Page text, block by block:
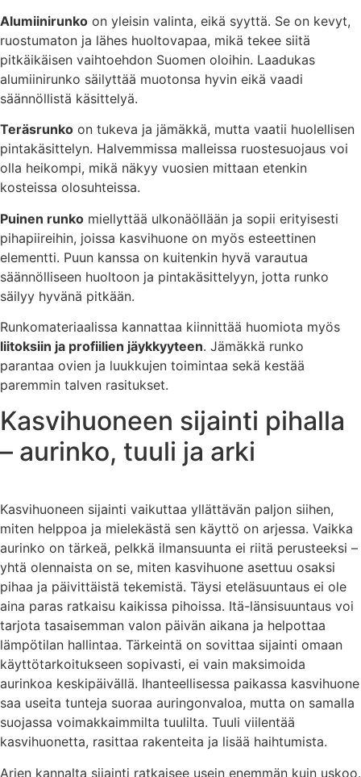
Alumiinirunko on yleisin valinta, eikä syyttä. Se on kevyt,
ruostumaton ja lähes huoltovapaa, mikä tekee siitä
pitkäikäisen vaihtoehdon Suomen oloihin. Laadukas
alumiinirunko säilyttää muotonsa hyvin eikä vaadi
säännöllistä käsittelyä.
Teräsrunko on tukeva ja jämäkkä, mutta vaatii huolellisen
pintakäsittelyn. Halvemmissa malleissa ruostesuojaus voi
olla heikompi, mikä näkyy vuosien mittaan etenkin
kosteissa olosuhteissa.
Puinen runko miellyttää ulkonäöllään ja sopii erityisesti
pihapiireihin, joissa kasvihuone on myös esteettinen
elementti. Puun kanssa on kuitenkin hyvä varautua
säännölliseen huoltoon ja pintakäsittelyyn, jotta runko
säilyy hyvänä pitkään.
Runkomateriaalissa kannattaa kiinnittää huomiota myös
liitoksiin ja profiilien jäykkyyteen. Jämäkkä runko
parantaa ovien ja luukkujen toimintaa sekä kestää
paremmin talven rasitukset.
Kasvihuoneen sijainti pihalla
– aurinko, tuuli ja arki
Kasvihuoneen sijainti vaikuttaa yllättävän paljon siihen,
miten helppoa ja mielekästä sen käyttö on arjessa. Vaikka
aurinko on tärkeä, pelkkä ilmansuunta ei riitä perusteeksi –
yhtä olennaista on se, miten kasvihuone asettuu osaksi
pihaa ja päivittäistä tekemistä. Täysi eteläsuuntaus ei ole
aina paras ratkaisu kaikissa pihoissa. Itä-länsisuuntaus voi
tarjota tasaisemman valon päivän aikana ja helpottaa
lämpötilan hallintaa. Tärkeintä on sovittaa sijainti omaan
käyttötarkoitukseen sopivasti, ei vain maksimoida
aurinkoa keskipäivällä. Ihanteellisessa paikassa kasvihuone
saa useita tunteja suoraa auringonvaloa, mutta on samalla
suojassa voimakkaimmilta tuulilta. Tuuli viilentää
kasvihuonetta, rasittaa rakenteita ja lisää haihtumista.
Arjen kannalta sijainti ratkaisee usein enemmän kuin uskoo.